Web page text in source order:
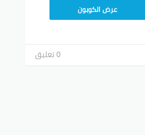
9637E048عرض الكوبون
0 تعليق